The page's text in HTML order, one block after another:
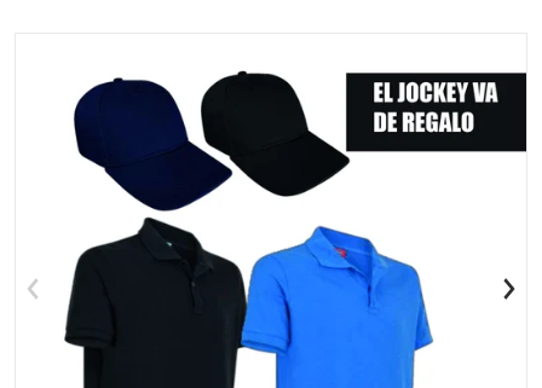
Abrir medio 1 en vista de